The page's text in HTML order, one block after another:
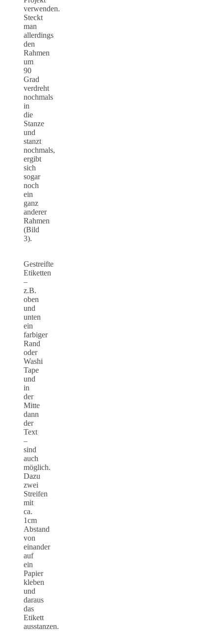
verwenden.
Steckt
man
allerdings
den
Rahmen
um
90
Grad
verdreht
nochmals
in
die
Stanze
und
stanzt
nochmals,
ergibt
sich
sogar
noch
ein
ganz
anderer
Rahmen
(Bild
3).
Gestreifte
Etiketten
–
z.B.
oben
und
unten
ein
farbiger
Rand
oder
Washi
Tape
und
in
der
Mitte
dann
der
Text
–
sind
auch
möglich.
Dazu
zwei
Streifen
mit
ca.
1cm
Abstand
von
einander
auf
ein
Papier
kleben
und
daraus
das
Etikett
ausstanzen.